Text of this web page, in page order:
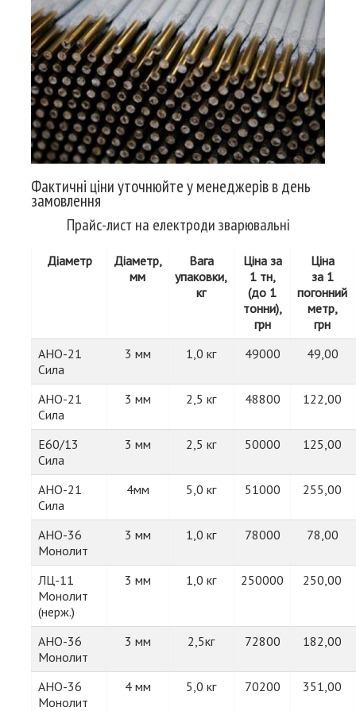
Фактичні ціни уточнюйте у менеджерів в день
замовлення
Прайс-лист на електроди зварювальні
Діаметр
Діаметр,
мм
Вага
упаковки,
кг
Ціна за
1 тн,
(до 1
тонни),
грн
Ціна
за 1
погонний
метр,
грн
АНО-21
Сила
3 мм 1,0 кг 49000 49,00
АНО-21
Сила
3 мм 2,5 кг 48800 122,00
Е60/13
Сила
3 мм 2,5 кг 50000 125,00
АНО-21
Сила
4мм 5,0 кг 51000 255,00
АНО-36
Монолит
3 мм 1,0 кг 78000 78,00
ЛЦ-11
Монолит
(нерж.)
3 мм 1,0 кг 250000 250,00
АНО-36
Монолит
3 мм 2,5кг 72800 182,00
АНО-36
Монолит
4 мм 5,0 кг 70200 351,00